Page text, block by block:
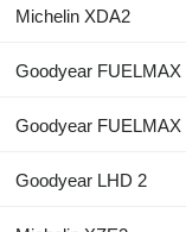
Michelin XDA2
Goodyear FUELMAX
Goodyear FUELMAX
Goodyear LHD 2